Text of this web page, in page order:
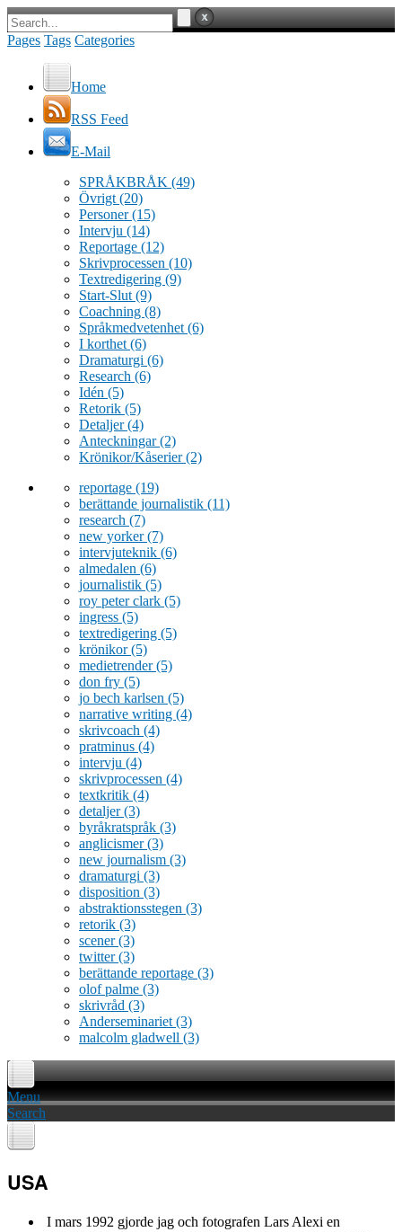
Pages Tags Categories
Home
RSS Feed
E-Mail
SPRÅKBRÅK (49)
Övrigt (20)
Personer(15)
Intervju (14)
Reportage (12)
Skrivprocessen (10)
Textredigering (9)
Start-Slut (9)
Coachning (8)
Språkmedvetenhet (6)
I korthet (6)
Dramaturgi (6)
Research (6)
Idén (5)
Retorik (5)
Detaljer(4)
Anteckningar(2)
Krönikor/Kåserier(2)
reportage (19)
berättande journalistik (11)
research (7)
new yorker(7)
intervjuteknik (6)
almedalen (6)
journalistik (5)
roy peter clark (5)
ingress (5)
textredigering (5)
krönikor(5)
medietrender(5)
don fry (5)
jo bech karlsen (5)
narrative writing (4)
skrivcoach (4)
pratminus (4)
intervju (4)
skrivprocessen (4)
textkritik (4)
detaljer(3)
byråkratspråk (3)
anglicismer(3)
new journalism (3)
dramaturgi (3)
disposition (3)
abstraktionsstegen (3)
retorik (3)
scener(3)
twitter(3)
berättande reportage (3)
olof palme (3)
skrivråd (3)
Anderseminariet (3)
malcolm gladwell (3)
Menu
Search
USA
I mars 1992 gjorde jag och fotografen Lars Alexi en